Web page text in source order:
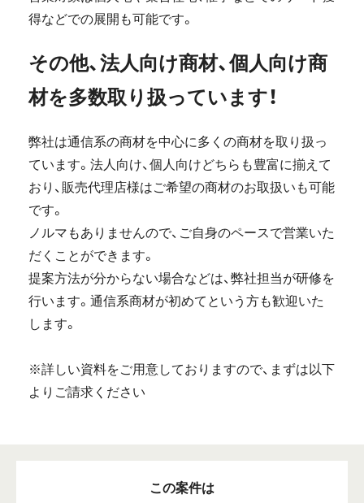
得などでの展開も可能です。
その他、法人向け商材、個人向け商
材を多数取り扱っています！
弊社は通信系の商材を中心に多くの商材を取り扱っ
ています。法人向け、個人向けどちらも豊富に揃えて
おり、販売代理店様はご希望の商材のお取扱いも可能
です。
ノルマもありませんので、ご自身のペースで営業いた
だくことができます。
提案方法が分からない場合などは、弊社担当が研修を
行います。通信系商材が初めてという方も歓迎いた
します。
※詳しい資料をご用意しておりますので、まずは以下
よりご請求ください
この案件は